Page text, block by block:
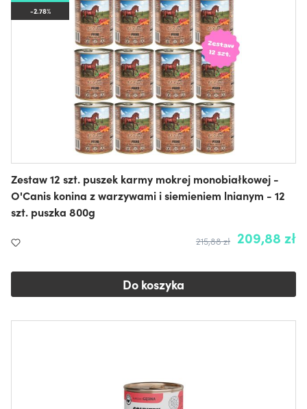
-2.78%
Zestaw 12 szt. puszek karmy mokrej monobiałkowej -
O'Canis konina z warzywami i siemieniem lnianym - 12
szt. puszka 800g
209,88 zł
215,88 zł
Do koszyka